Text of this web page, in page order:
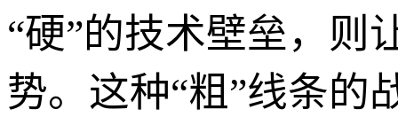
“硬”的技术壁垒，则
势。这种“粗”线条的